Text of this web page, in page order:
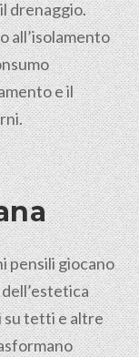
drenaggio.
all’isolamento
e il
pensili giocano
su tetti e altre